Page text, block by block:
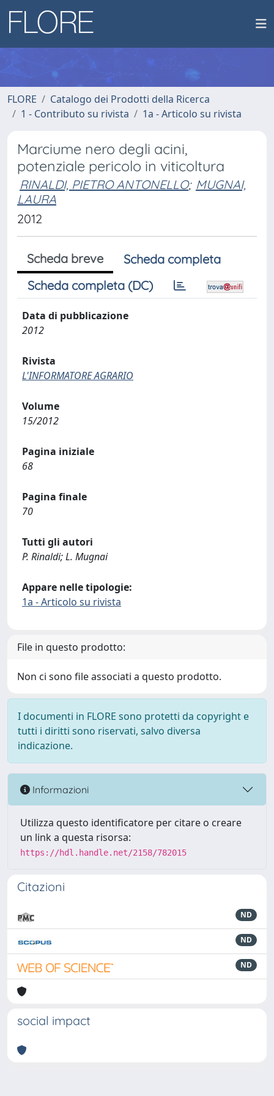
FLORE
Catalogo dei Prodotti della Ricerca
1 - Contributo su rivista
1a - Articolo su rivista
Marciume nero degli acini,
potenziale pericolo in viticoltura
RINALDI, PIETRO ANTONELLO; MUGNAI,
LAURA
2012
Scheda breve
Scheda completa
Scheda completa (DC)
Data di pubblicazione
2012
Rivista
L'INFORMATORE AGRARIO
Volume
15/2012
Pagina iniziale
68
Pagina finale
70
Tutti gli autori
P. Rinaldi; L. Mugnai
Appare nelle tipologie:
1a - Articolo su rivista
File in questo prodotto:
Non ci sono file associati a questo prodotto.
I documenti in FLORE sono protetti da copyright e
tutti i diritti sono riservati, salvo diversa
indicazione.
Informazioni
Utilizza questo identificatore per citare o creare
un link a questa risorsa:
https://hdl.handle.net/2158/782015
Citazioni
ND
ND
ND
social impact